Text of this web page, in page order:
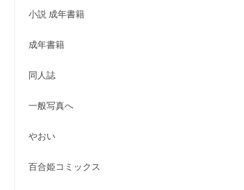
小説 成年書籍
成年書籍
同人誌
一般写真へ
やおい
百合姫コミックス